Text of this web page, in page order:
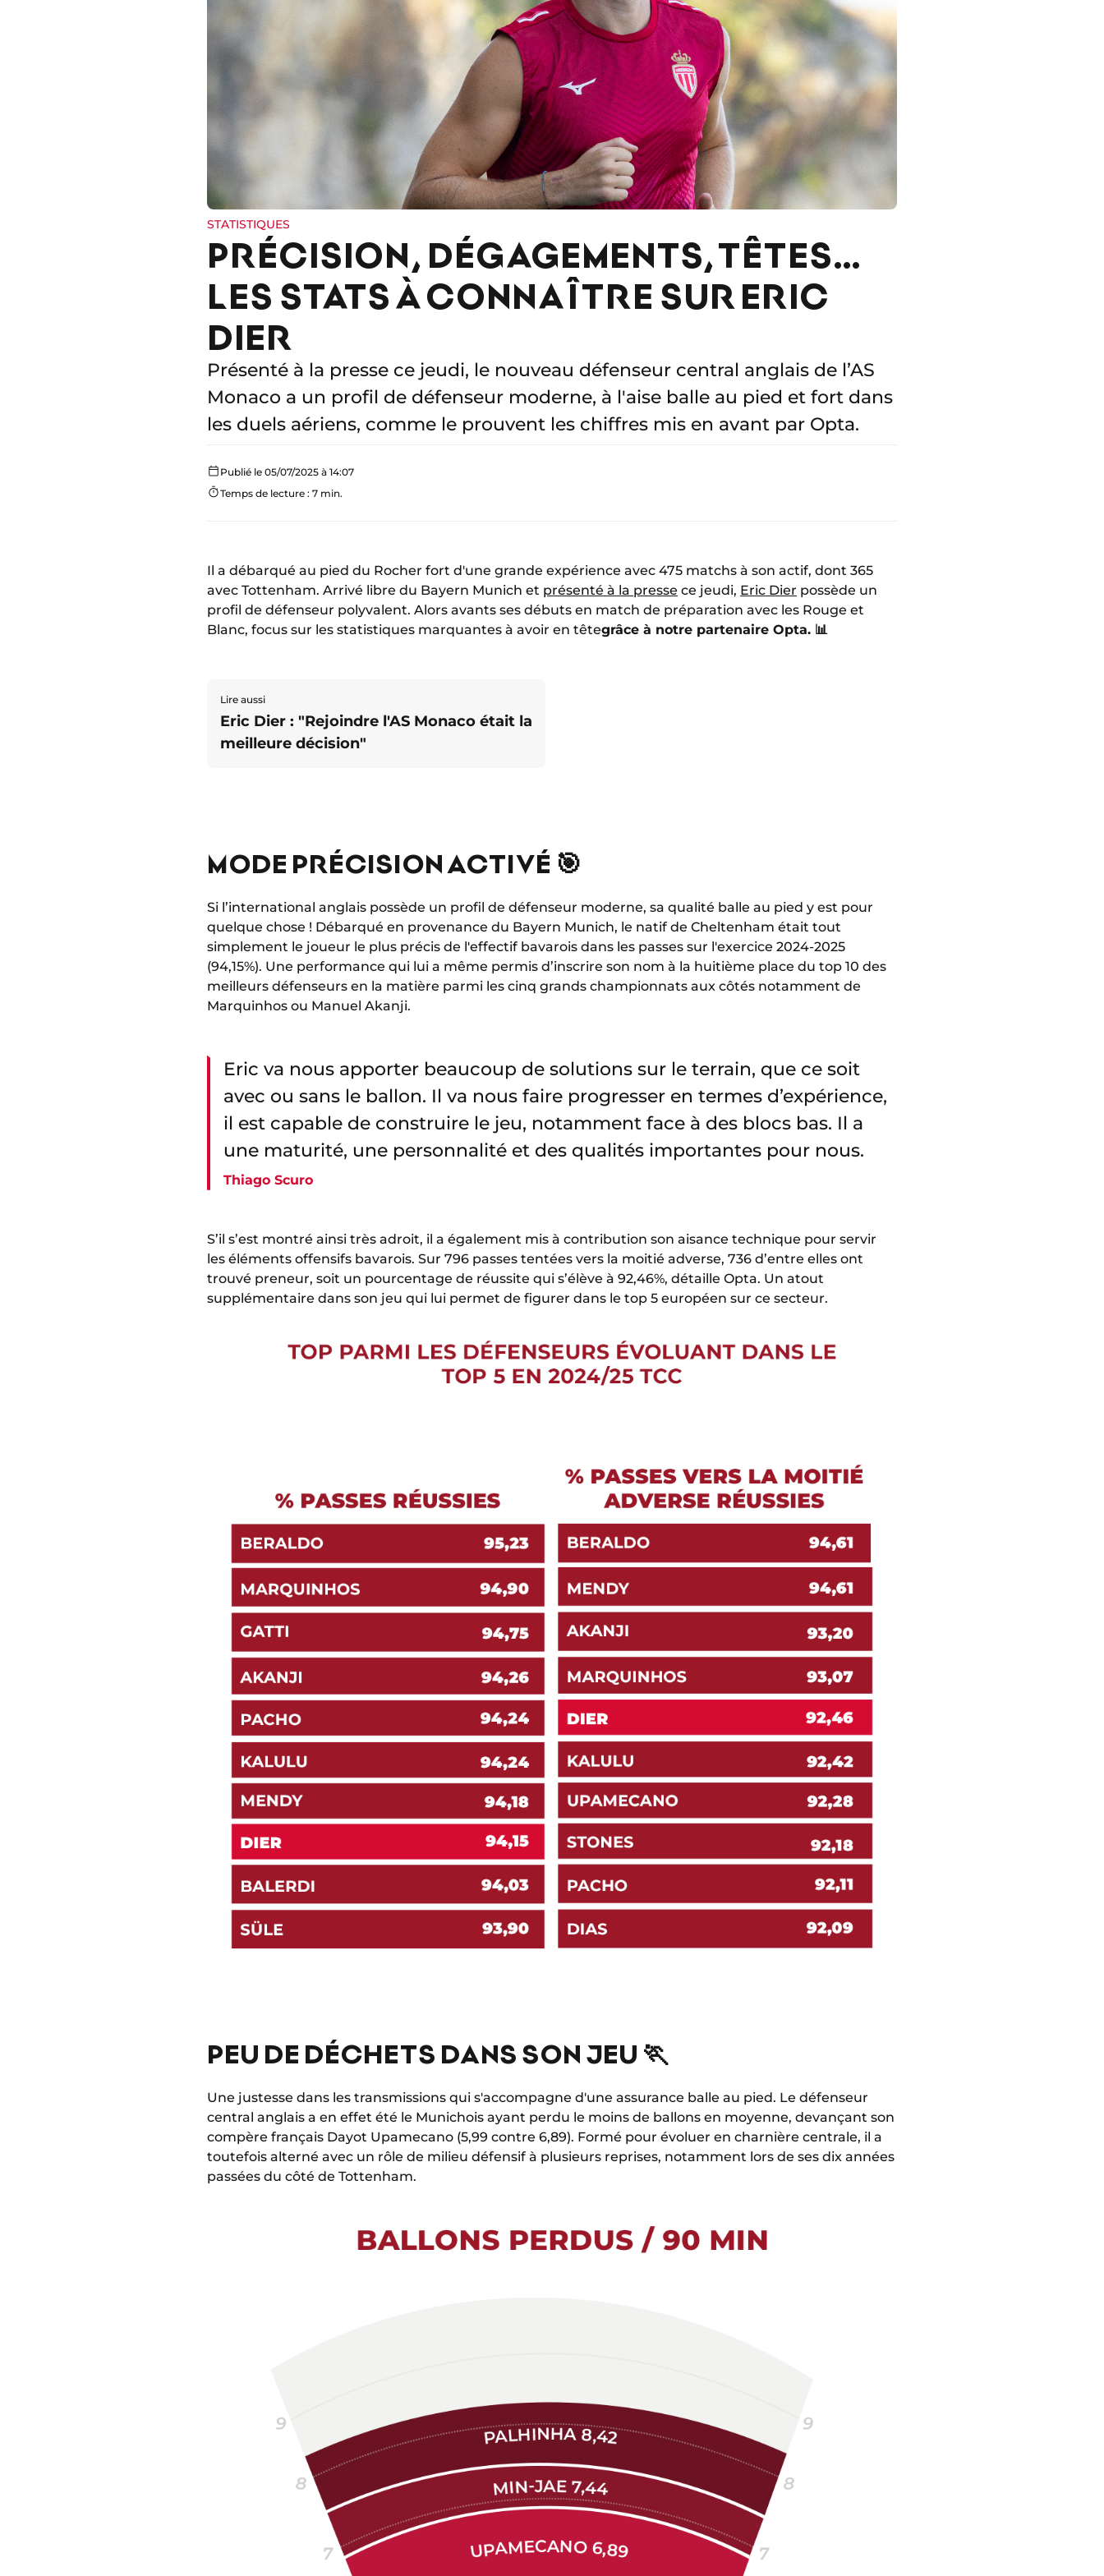
STATISTIQUES
PRÉCISION, DÉGAGEMENTS, TÊTES…
LES STATS À CONNAÎTRE SUR ERIC
DIER
Présenté à la presse ce jeudi, le nouveau défenseur central anglais de l’AS
Monaco a un profil de défenseur moderne, à l'aise balle au pied et fort dans
les duels aériens, comme le prouvent les chiffres mis en avant par Opta.
Publié le 05/07/2025 à 14:07
Temps de lecture : 7 min.
Il a débarqué au pied du Rocher fort d'une grande expérience avec 475 matchs à son actif, dont 365
avec Tottenham. Arrivé libre du Bayern Munich et présenté à la presse ce jeudi, Eric Dier possède un
profil de défenseur polyvalent. Alors avants ses débuts en match de préparation avec les Rouge et
Blanc, focus sur les statistiques marquantes à avoir en têtegrâce à notre partenaire Opta. 📊
Lire aussi
Eric Dier : "Rejoindre l'AS Monaco était la
meilleure décision"
MODE PRÉCISION ACTIVÉ 🎯
Si l’international anglais possède un profil de défenseur moderne, sa qualité balle au pied y est pour
quelque chose ! Débarqué en provenance du Bayern Munich, le natif de Cheltenham était tout
simplement le joueur le plus précis de l'effectif bavarois dans les passes sur l'exercice 2024-2025
(94,15%). Une performance qui lui a même permis d’inscrire son nom à la huitième place du top 10 des
meilleurs défenseurs en la matière parmi les cinq grands championnats aux côtés notamment de
Marquinhos ou Manuel Akanji.
Eric va nous apporter beaucoup de solutions sur le terrain, que ce soit
avec ou sans le ballon. Il va nous faire progresser en termes d’expérience,
il est capable de construire le jeu, notamment face à des blocs bas. Il a
une maturité, une personnalité et des qualités importantes pour nous.
Thiago Scuro
S’il s’est montré ainsi très adroit, il a également mis à contribution son aisance technique pour servir
les éléments offensifs bavarois. Sur 796 passes tentées vers la moitié adverse, 736 d’entre elles ont
trouvé preneur, soit un pourcentage de réussite qui s’élève à 92,46%, détaille Opta. Un atout
supplémentaire dans son jeu qui lui permet de figurer dans le top 5 européen sur ce secteur.
PEU DE DÉCHETS DANS SON JEU 🏃
Une justesse dans les transmissions qui s'accompagne d'une assurance balle au pied. Le défenseur
central anglais a en effet été le Munichois ayant perdu le moins de ballons en moyenne, devançant son
compère français Dayot Upamecano (5,99 contre 6,89). Formé pour évoluer en charnière centrale, il a
toutefois alterné avec un rôle de milieu défensif à plusieurs reprises, notamment lors de ses dix années
passées du côté de Tottenham.